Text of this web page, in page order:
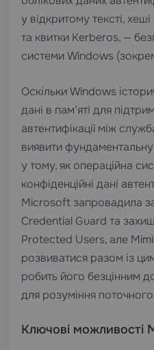
у відкритому тексті,
та квитки Kerberos, —
системи Windows
Оскільки Windows
дані в пам’яті для
автентифікації між
виявити
у тому, як операційна
конфіденційні дані
Microsoft запровадила
Credential Guard та
Protected Users, але
розвиватися разом із
робить його безцінним
для розуміння
Ключові можливості